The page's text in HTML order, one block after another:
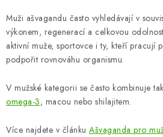
Muži ašvagandu často vyhledávají v
výkonem, regenerací a celkovou
aktivní muže, sportovce i ty, kteří pracují
podpořit rovnováhu organismu.
V mužské kategorii se často kombinuje
omega-3, macou nebo shilajitem.
Více najdete v článku Ašvaganda pro